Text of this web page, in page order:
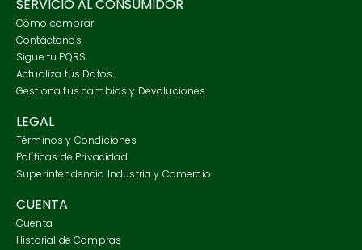
SERVICIO AL CONSUMIDOR
Cómo comprar
Contáctanos
Sigue tu PQRS
Actualiza tus Datos
Gestiona tus cambios y Devoluciones
LEGAL
Términos y Condiciones
Políticas de Privacidad
Superintendencia Industria y Comercio
CUENTA
Cuenta
Historial de Compras